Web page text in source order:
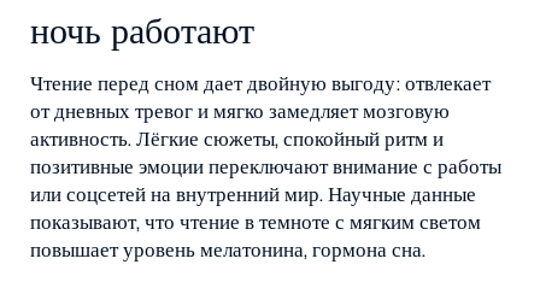
ночь работают
Чтение перед сном дает двойную выгоду: отвлекает
от дневных тревог и мягко замедляет мозговую
активность. Лёгкие сюжеты, спокойный ритм и
позитивные эмоции переключают внимание с работы
или соцсетей на внутренний мир. Научные данные
показывают, что чтение в темноте с мягким светом
повышает уровень мелатонина, гормона сна.